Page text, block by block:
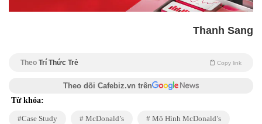
Thanh Sang
Theo Trí Thức Trẻ Copy link
Theo dõi Cafebiz.vn trên
Từ khóa:
Case Study McDonald’s Mô Hình McDonald’s